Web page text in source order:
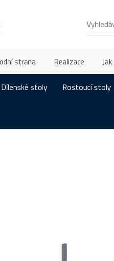
strana Realizace
Dílenské stoly Rostoucí stoly